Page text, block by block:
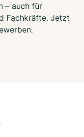
– auch für
Fachkräfte. Jetzt